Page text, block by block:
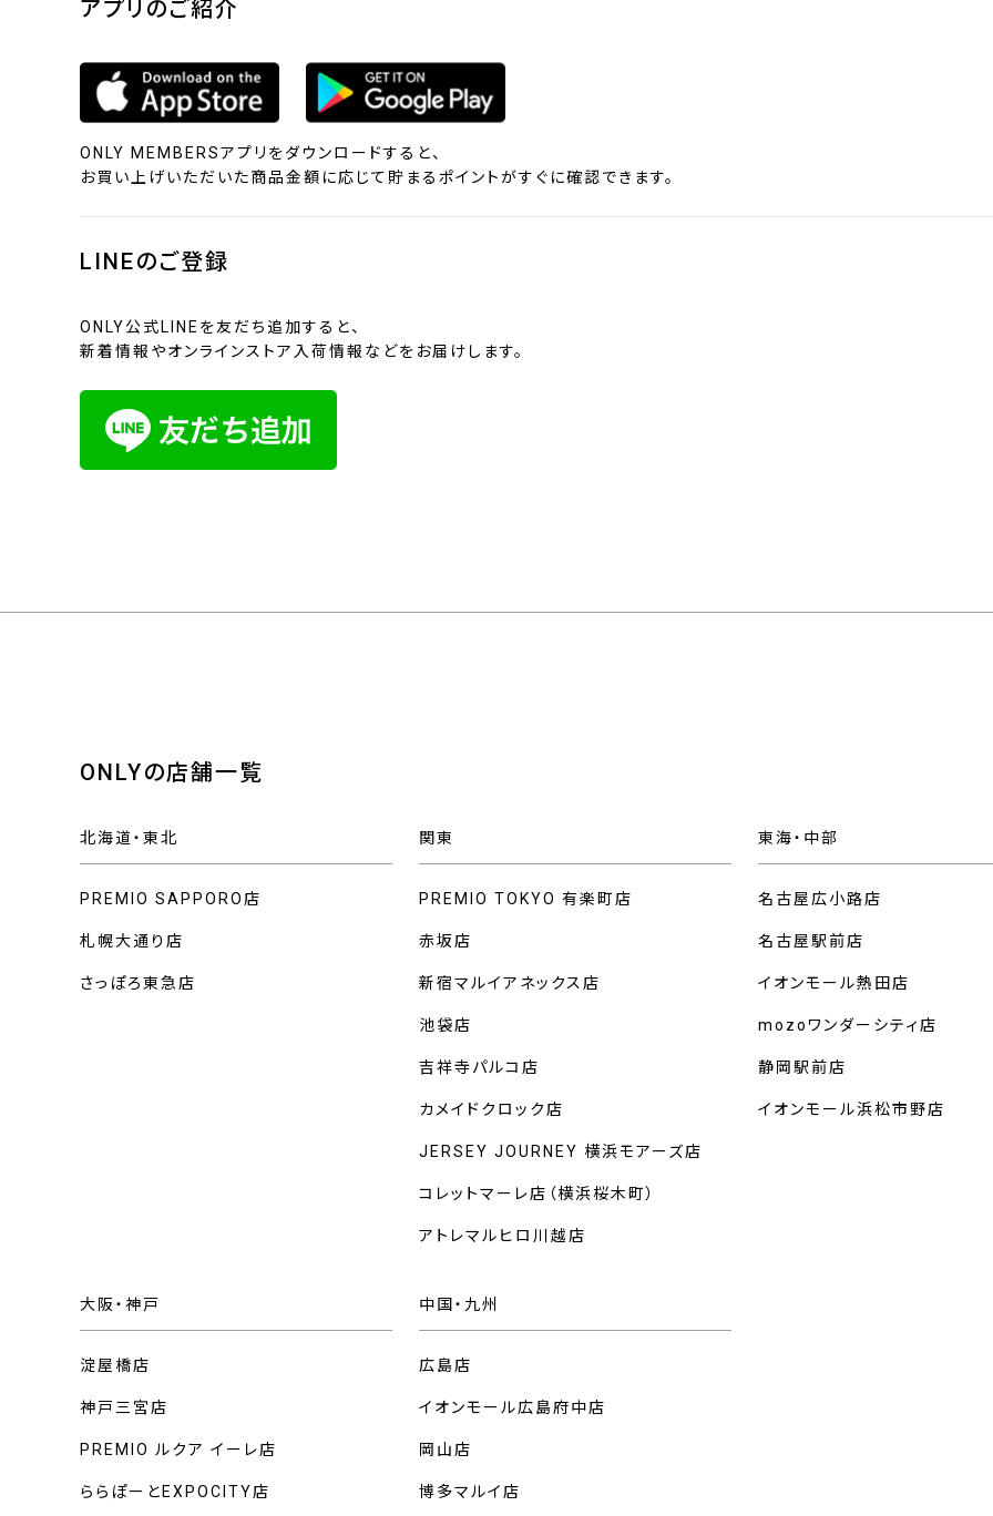
アプリのご紹介
ONLY MEMBERSアプリをダウンロードすると、
お買い上げいただいた商品金額に応じて貯まるポイントがすぐに確認できます。
LINEのご登録
ONLY公式LINEを友だち追加すると、
新着情報やオンラインストア入荷情報などをお届けします。
ONLYの店舗一覧
北海道・東北
PREMIO SAPPORO店
札幌大通り店
さっぽろ東急店
関東
PREMIO TOKYO 有楽町店
赤坂店
新宿マルイアネックス店
池袋店
吉祥寺パルコ店
カメイドクロック店
JERSEY JOURNEY 横浜モアーズ店
コレットマーレ店（横浜桜木町）
アトレマルヒロ川越店
東海・中部
名古屋広小路店
名古屋駅前店
イオンモール熱田店
mozoワンダーシティ店
静岡駅前店
イオンモール浜松市野店
大阪・神戸
淀屋橋店
神戸三宮店
PREMIO ルクア イーレ店
ららぽーとEXPOCITY店
中国・九州
広島店
イオンモール広島府中店
岡山店
博多マルイ店